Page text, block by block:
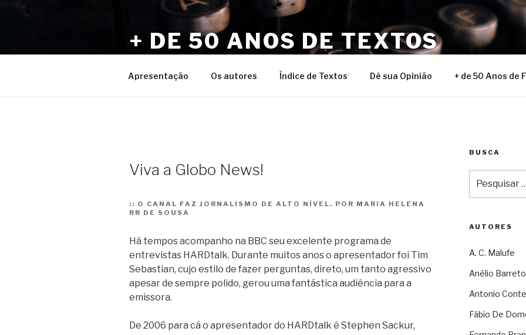
Pular
+ DE 50 ANOS DE TEXTOS
Apresentação Os autores Índice de Textos Dê sua Opinião + de 50 Anos de
Viva a Globo News!
:: O CANAL FAZ JORNALISMO DE ALTO NÍVEL. POR MARIA HELENA
RR DE SOUSA
Há tempos acompanho na BBC seu excelente programa de
entrevistas HARDtalk. Durante muitos anos o apresentador foi Tim
Sebastian, cujo estilo de fazer perguntas, direto, um tanto agressivo
apesar de sempre polido, gerou uma fantástica audiência para a
emissora.
De 2006 para cá o apresentador do HARDtalk é Stephen Sackur,
BUSCA
por:
AUTORES
A. C. Malufe
Anélio Barreto
Antonio
Fábio De